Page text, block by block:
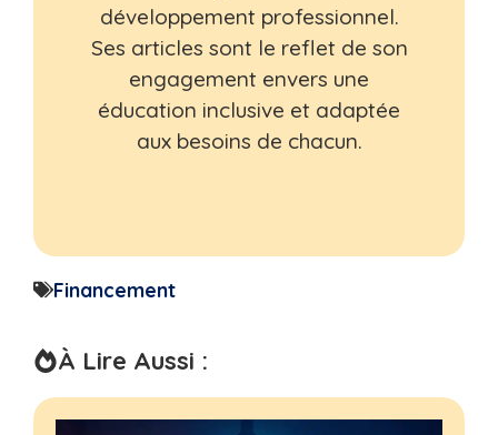
développement professionnel.
Ses articles sont le reflet de son
engagement envers une
éducation inclusive et adaptée
aux besoins de chacun.
Financement
À Lire Aussi :